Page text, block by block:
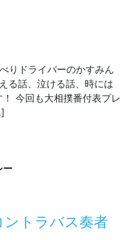
りドライバーのかすみん
る話、泣ける話、時には
今回も大相撲番付表プレ
ー
トラバス奏者